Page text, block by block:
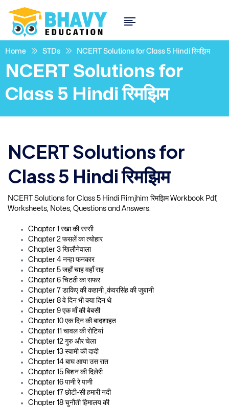
Home STDs NCERT Solutions for Class 5 Hindi रिमझिम
NCERT Solutions for
Class 5 Hindi रिमझिम
NCERT Solutions for
Class 5 Hindi रिमझिम
NCERT Solutions for Class 5 Hindi Rimjhim रिमझिम Workbook Pdf,
Worksheets, Notes, Questions and Answers.
Chapter 1 रखा की रस्सी
Chapter 2 फसलें का त्योहार
Chapter 3 खिलौनेवाला
Chapter 4 नन्हा फनकार
Chapter 5 जहाँ चाह वहाँ राह
Chapter 6 चिटठी का सफर
Chapter 7 डाकिए की कहानी ,कंवरसिंह की जुबानी
Chapter 8 वे दिन भी क्या दिन थे
Chapter 9 एक माँ की बेबसी
Chapter 10 एक दिन की बादशाहत
Chapter 11 चावल की रोटियां
Chapter 12 गुरु और चेला
Chapter 13 स्वामी की दादी
Chapter 14 बाघ आया उस रात
Chapter 15 बिशन की दिलेरी
Chapter 16 पानी रे पानी
Chapter 17 छोटी-सी हमारी नदी
Chapter 18 चुनौती हिमालय की